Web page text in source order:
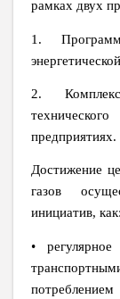
рамках двух
1.
2.
предприятиях.
Достижение
газов
инициатив, как:
• регулярное